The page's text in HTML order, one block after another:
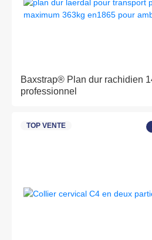
Baxstrap® Plan dur rachidien
professionnel
TOP VENTE